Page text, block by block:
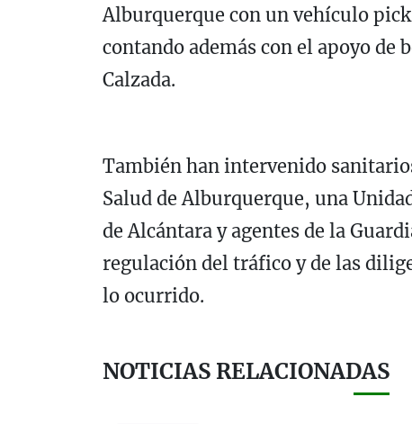
Alburquerque con un vehículo
contando además con el apoyo de
Calzada.
También han intervenido
Salud de Alburquerque, una
de Alcántara y agentes de la
regulación del tráfico y de las
lo ocurrido.
NOTICIAS RELACIONADAS